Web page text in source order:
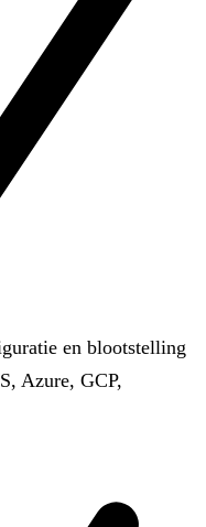
en blootstelling
Azure, GCP,